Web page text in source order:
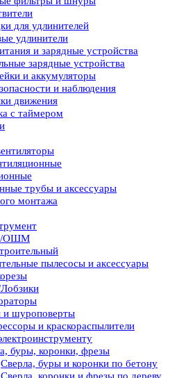
для удлинителей
удлинители
и зарядные устройства
зарядные устройства
и аккумуляторы
и наблюдения
движения
с таймером
трубы и аксессуары
монтажа
ОШМ
пылесосы и аксессуары
и шуроповерты
и краскораспылители
буры, коронки, фрезы
Сверла, буры и коронки по бетону